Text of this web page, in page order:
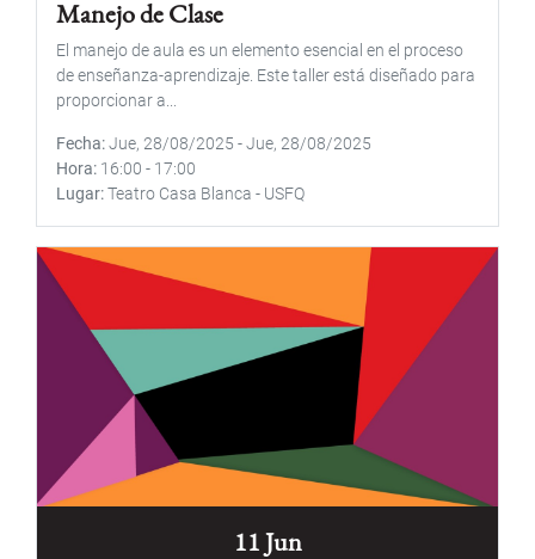
Manejo de Clase
El manejo de aula es un elemento esencial en el proceso
de enseñanza-aprendizaje. Este taller está diseñado para
proporcionar a...
Fecha Jue, 28/08/2025 -Jue, 28/08/2025
Hora 16:00 - 17:00
Lugar Teatro Casa Blanca - USFQ
11 Jun